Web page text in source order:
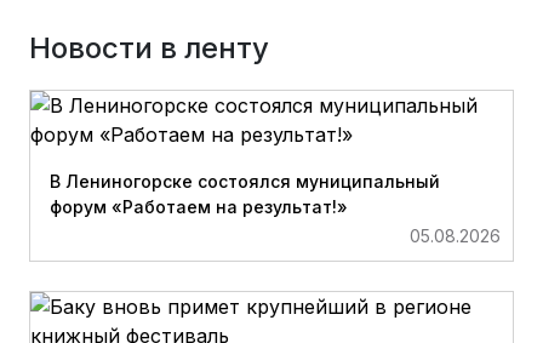
Новости в ленту
В Лениногорске состоялся муниципальный
форум «Работаем на результат!»
05.08.2026